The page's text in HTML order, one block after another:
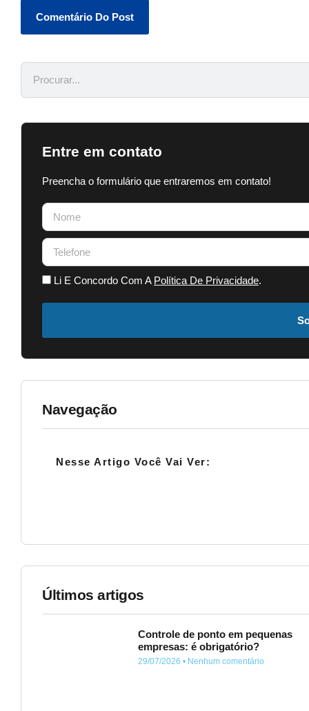
Entre em contato
Preencha o formulário que entraremos em contato!
Li E Concordo Com A Política De Privacidade.
Navegação
Nesse Artigo Você Vai Ver:
Últimos artigos
Controle de ponto em pequenas
empresas: é obrigatório?
29/07/2026 Nenhum comentário